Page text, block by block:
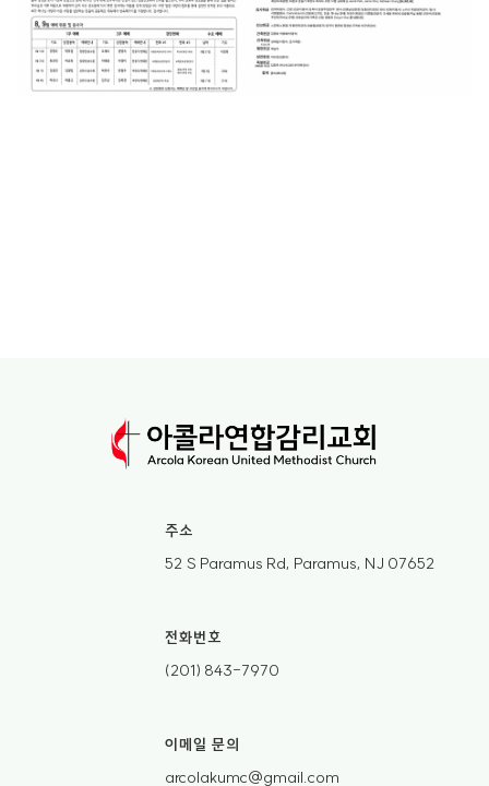
주소
52 S Paramus Rd, Paramus, NJ 07652
전화번호
(201) 843-7970
이메일 문의
arcolakumc@gmail.com